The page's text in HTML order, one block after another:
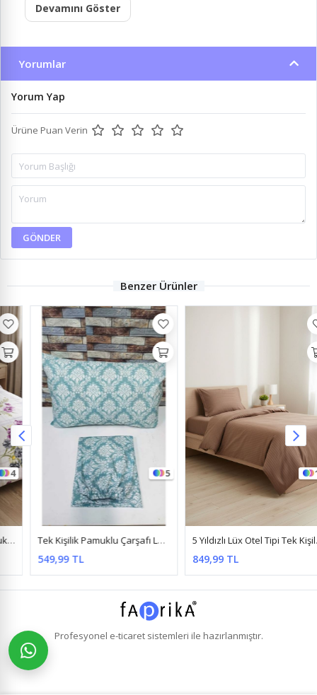
Devamını Göster
Yorumlar
Yorum Yap
Ürüne Puan Verin
GÖNDER
Benzer Ürünler
Tek Kişilik Pamuklu Çarşafı Lastikli Nevresim Takımı ( Şal-Damaks Desen ) Yeşil
549,99 TL
16
5 Yıldızlı Lüx Otel Tipi Tek Kişilik Lastikli Çizgili Pamuk Saten Nevresim Takımı Sütlükahve
849,99 TL
Profesyonel e-ticaretsistemleri ile hazırlanmıştır.